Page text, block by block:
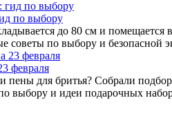
по выбору
до 80 см и
советы по выбору и безопасной
февраля
пены для бритья? Собрали
выбору и идеи подарочных